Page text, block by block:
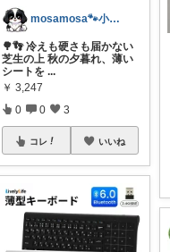
mosamosa🐾小さめバッグの日々✨
🌳👣 冷えも硬さも届かない
芝生の上 秋の夕暮れ、薄い
シートを ...
￥ 3,247
0 0 3
コレ いいね